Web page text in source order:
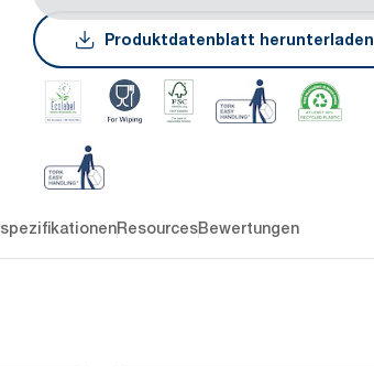
Produktdatenblatt herunterladen
ResourcesBewertungen